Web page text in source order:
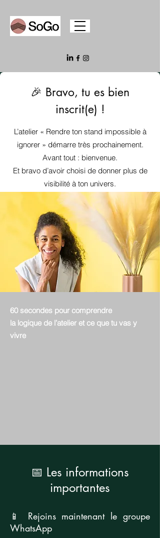
🎉 Bravo, tu es bien
inscrit(e) !
​L’atelier « Rendre ton stand impossible à
ignorer » démarre très prochainement.
Avant tout : bienvenue.
Et bravo d’avoir choisi de donner plus de
visibilité à ton univers.
60 secondes pour comprendre
la logique de l’atelier et ce que tu vas y
vivre
📅 Les informations
importantes
📱 Rejoins maintenant le groupe
WhatsApp